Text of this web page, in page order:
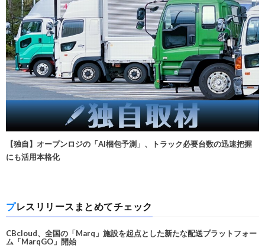
【独自】オープンロジの「AI梱包予測」、トラック必要台数の迅速把握
にも活用本格化
プレスリリースまとめてチェック
CBcloud、全国の「Marq」施設を起点とした新たな配送プラットフォー
ム「MarqGO」開始